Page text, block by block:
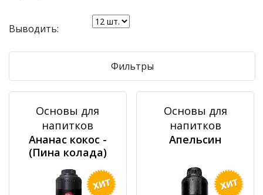
Выводить:
Фильтры
Основы для
напитков
Ананас кокос -
(Пина колада)
Основы для
напитков
Апельсин